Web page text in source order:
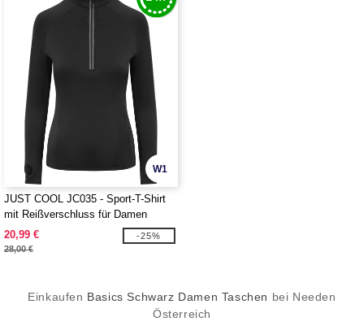
W1
JUST COOL JC035 - Sport-T-Shirt
mit Reißverschluss für Damen
20,99 €
28,00 €
-25%
Einkaufen Basics Schwarz Damen Taschen bei Needen
Österreich